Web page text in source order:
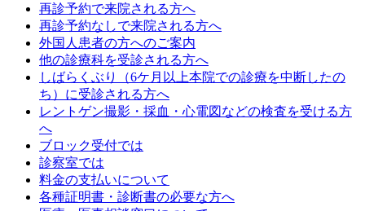
再診予約で来院される方へ
再診予約なしで来院される方へ
外国人患者の方へのご案内
他の診療科を受診される方へ
しばらくぶり（6ケ月以上本院での診療を中断したの
ち）に受診される方へ
レントゲン撮影・採血・心電図などの検査を受ける方
へ
ブロック受付では
診察室では
料金の支払いについて
各種証明書・診断書の必要な方へ